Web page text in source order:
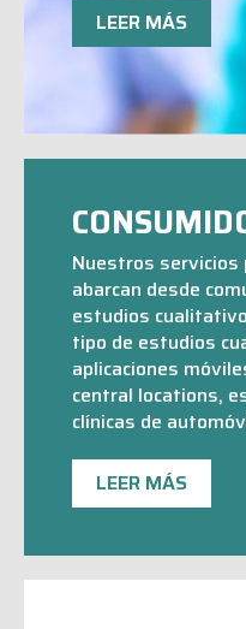
LEER MÁS
Nuestros servicios
abarcan desde
estudios
tipo de estudios
aplicaciones
central locations,
clínicas de
LEER MÁS